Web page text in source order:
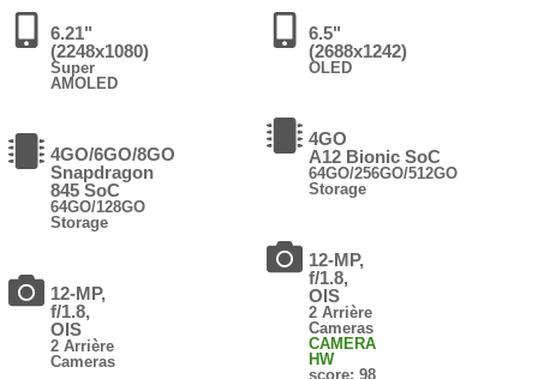
6.21"
(2248x1080)
Super
AMOLED
4GO/6GO/8GO
Snapdragon
845 SoC
64GO/128GO
Storage
12-MP,
f/1.8,
OIS
2 Arrière
Cameras
6.5"
(2688x1242)
OLED
4GO
A12 Bionic SoC
64GO/256GO/512GO
Storage
12-MP,
f/1.8,
OIS
2 Arrière
Cameras
CAMERA
HW
score: 98